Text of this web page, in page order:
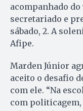
acompanhado
secretariado e
sábado, 2. A
Afipe.
Marden Júnior
aceito o desafio
com ele. “Na
com